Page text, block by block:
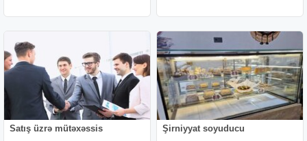
Satış üzrə mütəxəssis Şirniyyat soyuducu